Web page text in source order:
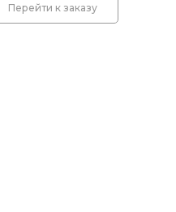
Перейти к заказу